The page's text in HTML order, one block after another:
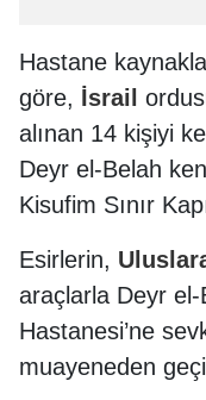
Hastane
göre, İsrail
alınan 14 kişiyi
Deyr el-Belah
Kisufim Sınır
Esirlerin,
araçlarla Deyr
Hastanesi’ne
muayeneden